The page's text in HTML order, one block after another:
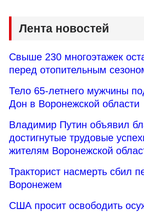
Лента новостей
Свыше 230 многоэтажек
перед отопительным
Тело 65-летнего мужчины
Дон в Воронежской области
Владимир Путин объявил
достигнутые трудовые
жителям Воронежской
Тракторист насмерть сбил
Воронежем
США просит освободить